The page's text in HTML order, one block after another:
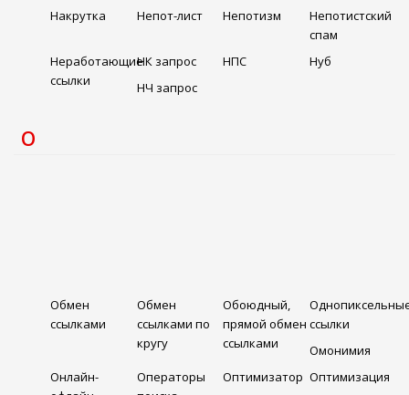
Накрутка Непот-лист Непотизм
Непотистский
спам
Неработающие
ссылки
НК запрос НПС
Нуб
НЧ запрос
О
Обмен
ссылками
Обмен
ссылками по
кругу
Обоюдный,
прямой обмен
ссылками
ссылки
Омонимия
Онлайн-
Операторы
Оптимизатор Оптимизация